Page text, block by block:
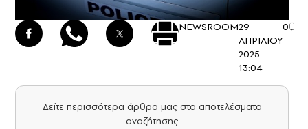
NEWSROOM29
ΑΠΡΙΛΙΟΥ
2025 -
13:04
0
Δείτε περισσότερα άρθρα μας στα αποτελέσματα
αναζήτησης